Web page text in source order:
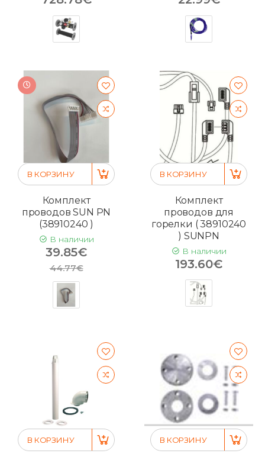
В КОРЗИНУ
Комплект
проводов SUN PN
(38910240 )
В наличии
39.85€
44.77€
В КОРЗИНУ
Комплект
проводов для
горелки ( 38910240
) SUNPN
В наличии
193.60€
В КОРЗИНУ В КОРЗИНУ